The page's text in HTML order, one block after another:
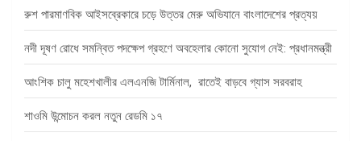
রুশ পারমাণবিক আইসব্রেকারে চড়ে উত্তর মেরু অভিযানে বাংলাদেশের প্রত্যয়
নদী দূষণ রোধে সমন্বিত পদক্ষেপ গ্রহণে অবহেলার কোনো সুযোগ নেই: প্রধানমন্ত্রী
আংশিক চালু মহেশখালীর এলএনজি টার্মিনাল, রাতেই বাড়বে গ্যাস সরবরাহ
শাওমি উন্মোচন করল নতুন রেডমি ১৭